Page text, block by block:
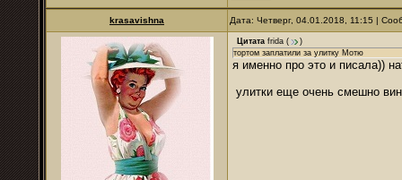
krasavishna Дата: Четверг, 04.01.2018, 11:15 |
Цитата frida (
)
тортом заплатили за улитку Мотю
я именно про это и писала))
улитки еще очень смешно